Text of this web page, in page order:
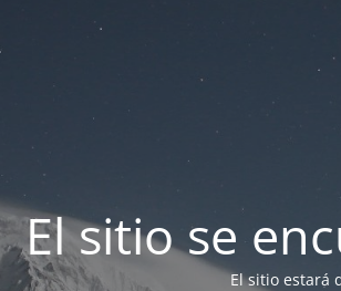
El sitio se
El sitio estará